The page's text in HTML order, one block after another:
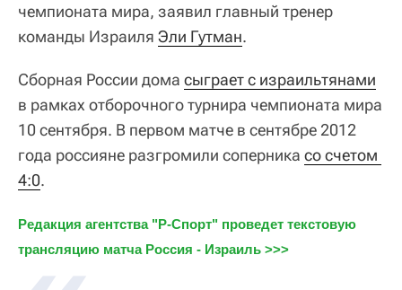
чемпионата мира, заявил главный тренер
команды Израиля Эли Гутман.
Сборная России дома сыграет с израильтянами
в рамках отборочного турнира чемпионата мира
10 сентября. В первом матче в сентябре 2012
года россияне разгромили соперника со счетом
4:0.
Редакция агентства "Р-Спорт" проведет текстовую
трансляцию матча Россия - Израиль >>>